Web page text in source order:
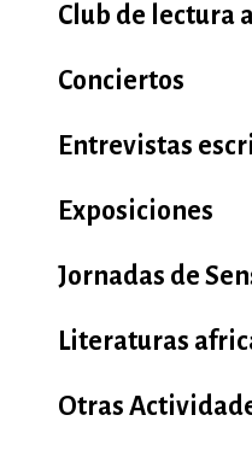
Club de lectura
Conciertos
Entrevistas
Exposiciones
Jornadas de
Literaturas
Otras